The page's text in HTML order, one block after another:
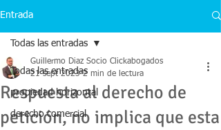
Entrada
Todas las entradas
propiedad horizontal
derecho comercial
Todas las entradas
Respuesta al derecho de
petición, no implica que esta
Guillermo Diaz Socio Clickabogados
21 sept 2023 2 min de lectura